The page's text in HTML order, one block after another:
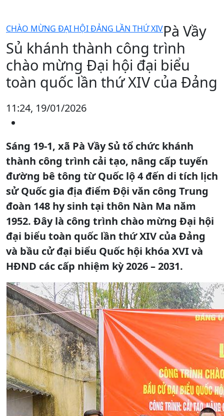
CHÀO MỪNG ĐẠI HỘI ĐẢNG LẦN THỨ XIVPà Vầy
Sủ khánh thành công trình
chào mừng Đại hội đại biểu
toàn quốc lần thứ XIV của Đảng
11:24, 19/01/2026
Sáng 19-1, xã Pà Vầy Sủ tổ chức khánh
thành công trình cải tạo, nâng cấp tuyến
đường bê tông từ Quốc lộ 4 đến di tích lịch
sử Quốc gia địa điểm Đội văn công Trung
đoàn 148 hy sinh tại thôn Nàn Ma năm
1952. Đây là công trình chào mừng Đại hội
đại biểu toàn quốc lần thứ XIV của Đảng
và bầu cử đại biểu Quốc hội khóa XVI và
HĐND các cấp nhiệm kỳ 2026 – 2031.